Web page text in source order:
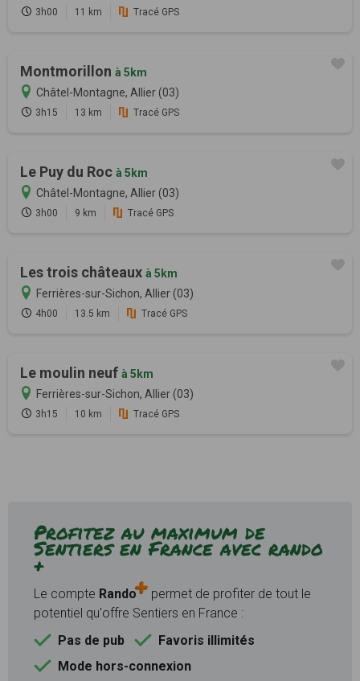
3h00 11 km Tracé GPS
Montmorillon à 5km
Châtel-Montagne, Allier (03)
3h15 13 km Tracé GPS
Le Puy du Roc à 5km
Châtel-Montagne, Allier (03)
3h00 9 km Tracé GPS
Les trois châteaux à 5km
Ferrières-sur-Sichon, Allier (03)
4h00 13.5 km Tracé GPS
Le moulin neuf à 5km
Ferrières-sur-Sichon, Allier (03)
3h15 10 km Tracé GPS
Profitez au maximum de
Sentiers en France avec rando
+
Le compte Rando
permet de profiter de tout le
potentiel qu'offre Sentiers en France :
Pas de pub
Favoris illimités
Mode hors-connexion